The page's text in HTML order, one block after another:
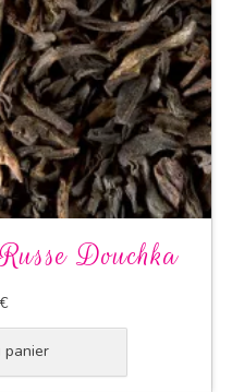
Douchka
panier